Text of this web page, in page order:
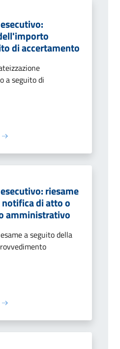
di accertamento
a seguito di
riesame
di atto o
amministrativo
a seguito della